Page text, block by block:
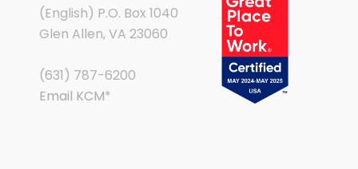
(English) P.O. Box 1040
Glen Allen, VA 23060
(631) 787-6200
Email KCM*